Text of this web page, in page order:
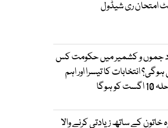
امتحان ری شیڈول
جموں و کشمیر میں حکومت کس
انتخابات کا تیسرا اور اہم
کو ہوگا
خاتون کے ساتھ زیادتی کرنے والا